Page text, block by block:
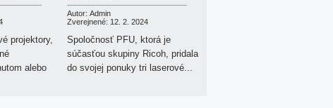
projektory,
alebo
Autor: Admin
Zverejnené: 12. 2. 2024
Spoločnosť PFU, ktorá je
súčasťou skupiny Ricoh, pridala
do svojej ponuky tri laserové...